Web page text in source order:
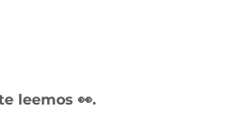
leemos 👀.